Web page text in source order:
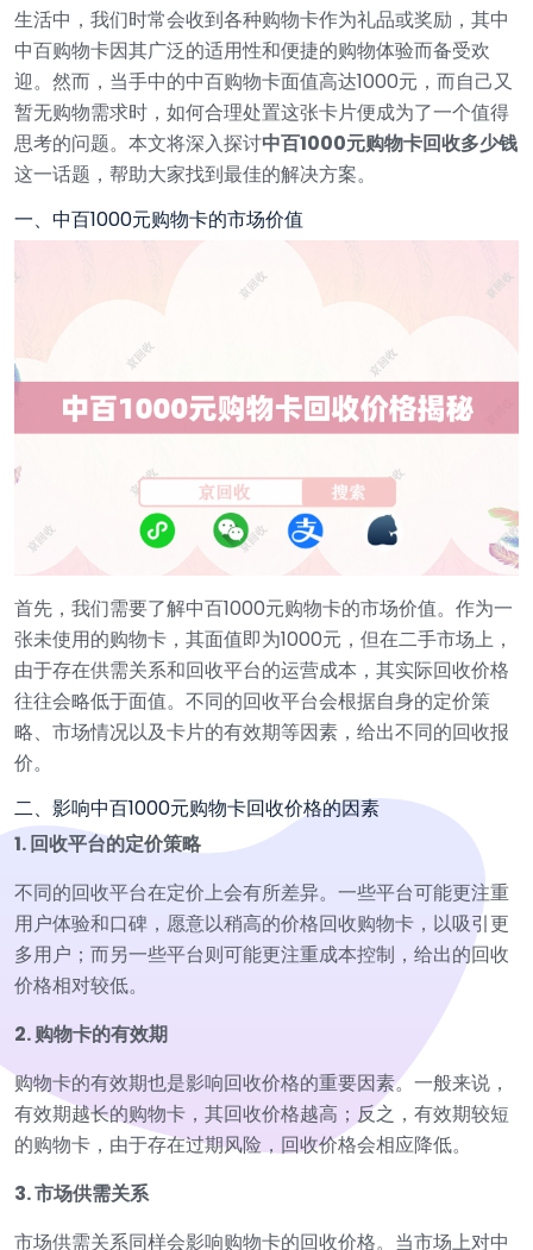
生活中，我们时常会收到各种购物卡作为礼品或奖励，其中
中百购物卡因其广泛的适用性和便捷的购物体验而备受欢
迎。然而，当手中的中百购物卡面值高达1000元，而自己又
暂无购物需求时，如何合理处置这张卡片便成为了一个值得
思考的问题。本文将深入探讨中百1000元购物卡回收多少钱
这一话题，帮助大家找到最佳的解决方案。
一、中百1000元购物卡的市场价值
首先，我们需要了解中百1000元购物卡的市场价值。作为一
张未使用的购物卡，其面值即为1000元，但在二手市场上，
由于存在供需关系和回收平台的运营成本，其实际回收价格
往往会略低于面值。不同的回收平台会根据自身的定价策
略、市场情况以及卡片的有效期等因素，给出不同的回收报
价。
二、影响中百1000元购物卡回收价格的因素
1. 回收平台的定价策略
不同的回收平台在定价上会有所差异。一些平台可能更注重
用户体验和口碑，愿意以稍高的价格回收购物卡，以吸引更
多用户；而另一些平台则可能更注重成本控制，给出的回收
价格相对较低。
2. 购物卡的有效期
购物卡的有效期也是影响回收价格的重要因素。一般来说，
有效期越长的购物卡，其回收价格越高；反之，有效期较短
的购物卡，由于存在过期风险，回收价格会相应降低。
3. 市场供需关系
市场供需关系同样会影响购物卡的回收价格。当市场上对中